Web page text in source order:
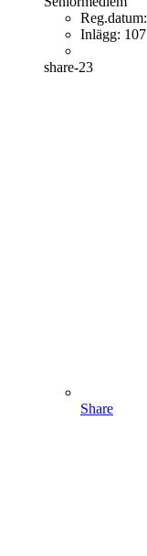
Reg.datum:
Inlägg: 107
share-23
Share